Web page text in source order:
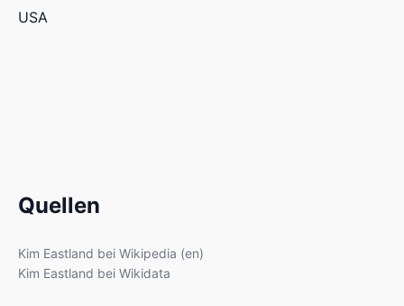
USA
Quellen
Kim Eastland bei Wikipedia (en)
Kim Eastland bei Wikidata